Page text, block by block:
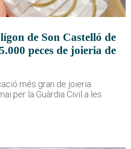
de Son Castelló de
peces de joieria de
més gran de joieria
per la Guàrdia Civil a les